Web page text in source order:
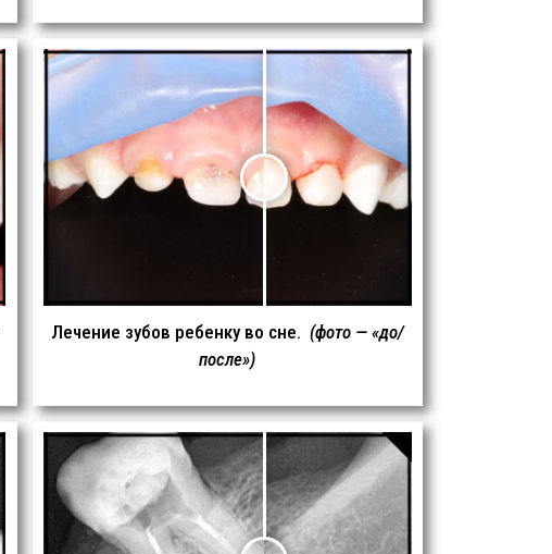
Лечение зубов ребенку во сне. (фото — «до/
после»)